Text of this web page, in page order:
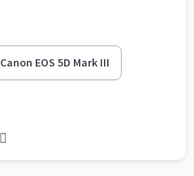
Canon EOS 5D Mark III